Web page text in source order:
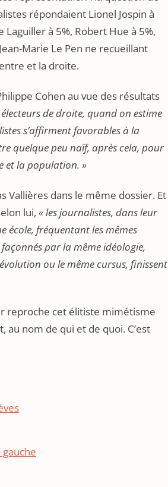
répondaient Lionel Jospin à
à 5%, Robert Hue à 5%,
Marie Le Pen ne recueillant
et la droite.
Cohen au vue des résultats
de droite, quand on estime
s’affirment favorables à la
quelque peu naïf, après cela, pour
et la population. »
Vallières dans le même dossier. Et
lui, « les journalistes, dans leur
école, fréquentant les mêmes
par la même idéologie,
ou le même cursus, finissent
reproche cet élitiste mimétisme
au nom de qui et de quoi. C’est